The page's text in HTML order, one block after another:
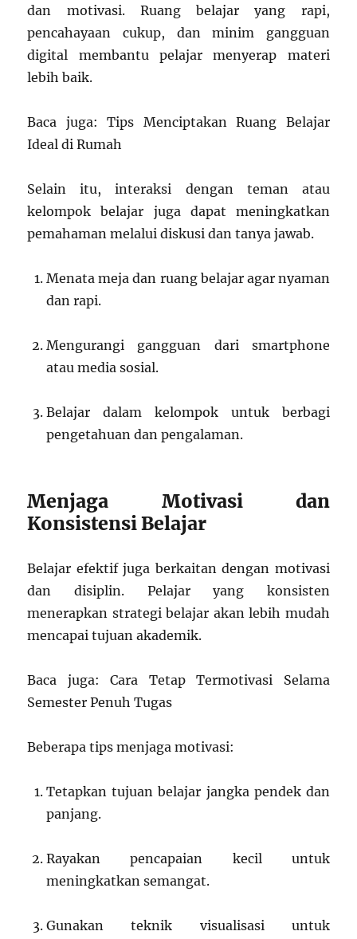
dan motivasi. Ruang belajar yang rapi,
pencahayaan cukup, dan minim gangguan
digital membantu pelajar menyerap materi
lebih baik.
Baca juga: Tips Menciptakan Ruang Belajar
Ideal di Rumah
Selain itu, interaksi dengan teman atau
kelompok belajar juga dapat meningkatkan
pemahaman melalui diskusi dan tanya jawab.
Menata meja dan ruang belajar agar nyaman
dan rapi.
Mengurangi gangguan dari smartphone
atau media sosial.
Belajar dalam kelompok untuk berbagi
pengetahuan dan pengalaman.
Menjaga Motivasi dan
Konsistensi Belajar
Belajar efektif juga berkaitan dengan motivasi
dan disiplin. Pelajar yang konsisten
menerapkan strategi belajar akan lebih mudah
mencapai tujuan akademik.
Baca juga: Cara Tetap Termotivasi Selama
Semester Penuh Tugas
Beberapa tips menjaga motivasi:
Tetapkan tujuan belajar jangka pendek dan
panjang.
Rayakan pencapaian kecil untuk
meningkatkan semangat.
Gunakan teknik visualisasi untuk